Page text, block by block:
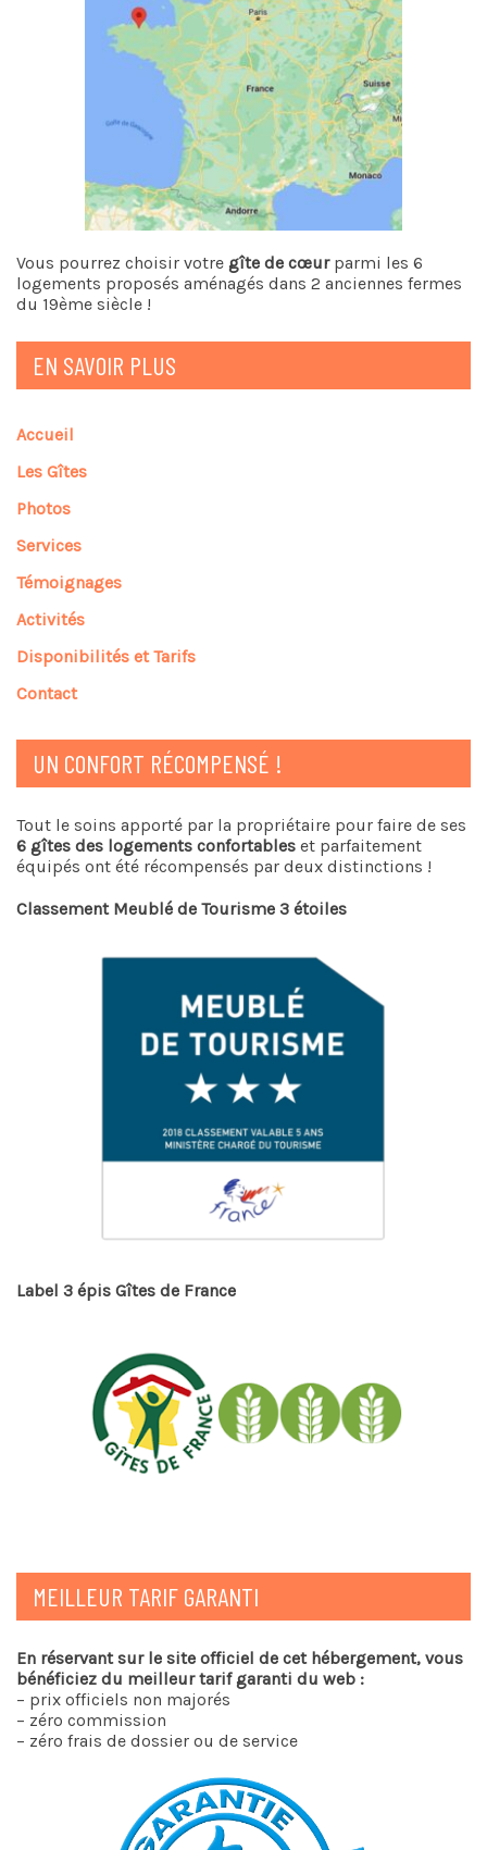
Vous pourrez choisir votre gîte de cœurparmi les 6
logements proposés aménagés dans 2 anciennes fermes
du 19ème siècle !
EN SAVOIR PLUS
Accueil
Les Gîtes
Photos
Services
Témoignages
Activités
Disponibilités et Tarifs
Contact
UN CONFORT RÉCOMPENSÉ !
Tout le soins apporté par la propriétaire pour faire de ses
6 gîtes des logements confortables et parfaitement
équipés ont été récompensés par deux distinctions !
Classement Meublé de Tourisme 3 étoiles
Label 3 épis Gîtes de France
MEILLEUR TARIF GARANTI
En réservant sur le site officiel de cet hébergement, vous
bénéficiez du meilleur tarif garanti du web :
– prix officiels non majorés
– zéro commission
– zéro frais de dossier ou de service